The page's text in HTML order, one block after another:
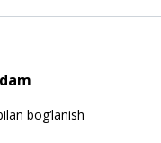
bog‘lanish